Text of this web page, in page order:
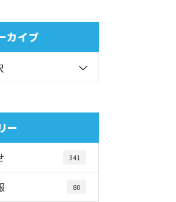
カイブ
ー
341
80